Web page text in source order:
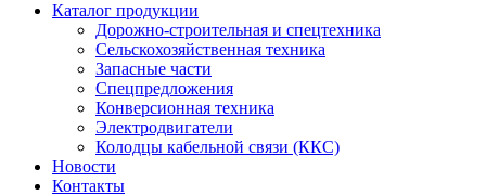
Каталог продукции
Дорожно-строительная и спецтехника
Сельскохозяйственная техника
Запасные части
Спецпредложения
Конверсионная техника
Электродвигатели
Колодцы кабельной связи (ККС)
Новости
Контакты